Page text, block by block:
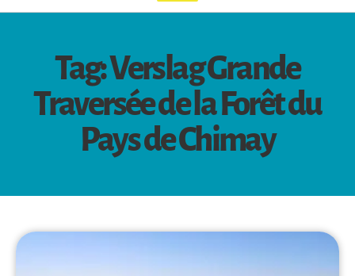
Tag: Verslag Grande
Traversée de la Forêt du
Pays de Chimay